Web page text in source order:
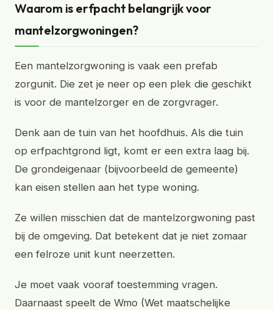
Waarom is erfpacht belangrijk voor
mantelzorgwoningen?
Een mantelzorgwoning is vaak een prefab
zorgunit. Die zet je neer op een plek die geschikt
is voor de mantelzorger en de zorgvrager.
Denk aan de tuin van het hoofdhuis. Als die tuin
op erfpachtgrond ligt, komt er een extra laag bij.
De grondeigenaar (bijvoorbeeld de gemeente)
kan eisen stellen aan het type woning.
Ze willen misschien dat de mantelzorgwoning past
bij de omgeving. Dat betekent dat je niet zomaar
een felroze unit kunt neerzetten.
Je moet vaak vooraf toestemming vragen.
Daarnaast speelt de Wmo (Wet maatschelijke